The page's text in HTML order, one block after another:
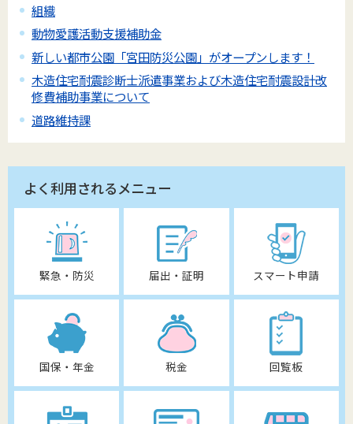
組織
動物愛護活動支援補助金
新しい都市公園「宮田防災公園」がオープンします！
木造住宅耐震診断士派遣事業および木造住宅耐震設計改
修費補助事業について
道路維持課
よく利用されるメニュー
緊急・防災 届出・証明 スマート申請
国保・年金 税金 回覧板